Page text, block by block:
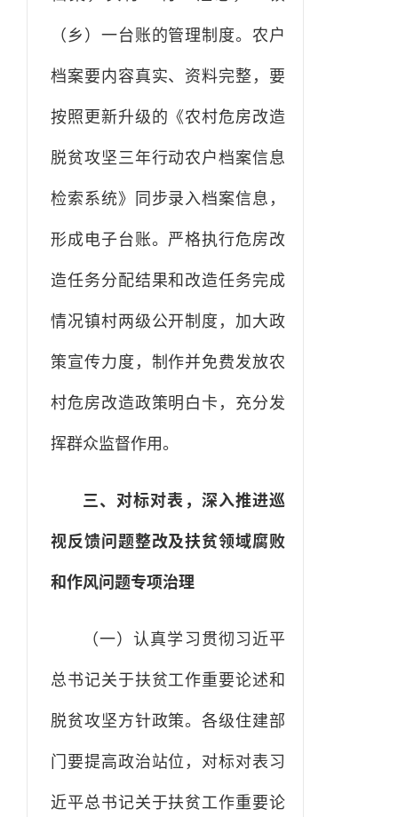
（乡）一台账的管理制度。农户
档案要内容真实、资料完整，要
按照更新升级的《农村危房改造
脱贫攻坚三年行动农户档案信息
检索系统》同步录入档案信息，
形成电子台账。严格执行危房改
造任务分配结果和改造任务完成
情况镇村两级公开制度，加大政
策宣传力度，制作并免费发放农
村危房改造政策明白卡，充分发
挥群众监督作用。
三、对标对表，深入推进巡
视反馈问题整改及扶贫领域腐败
和作风问题专项治理
（一）认真学习贯彻习近平
总书记关于扶贫工作重要论述和
脱贫攻坚方针政策。各级住建部
门要提高政治站位，对标对表习
近平总书记关于扶贫工作重要论